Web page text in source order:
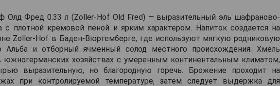
Олд Фред 0.33 л (Zoller-Hof Old Fred) — выразительный эль шафраново-
с плотной кремовой пеной и ярким характером. Напиток создаётся на
Zoller-Hof в Баден-Вюртемберге, где используют мягкую родниковую
Альба и отборный ячменный солод местного происхождения. Хмель
хозяйствах с умеренным континентальным климатом,
выразительную, но благородную горечь. Брожение проходит на
при контролируемой температуре, затем следует выдержка для